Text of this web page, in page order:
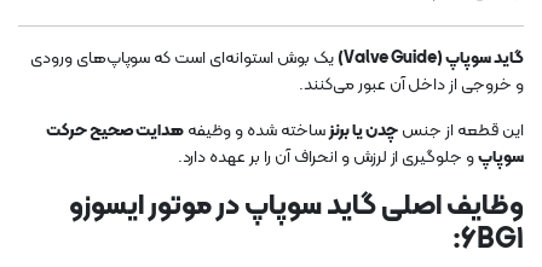
گاید سوپاپ (Valve Guide)
یک بوش استوانه‌ای است که سوپاپ‌های ورودی
و خروجی از داخل آن عبور می‌کنند.
این قطعه از جنسچدن یا برنزساخته شده و وظیفههدایت صحیح حرکت
سوپاپو جلوگیری از لرزش و انحراف آن را بر عهده دارد.
وظایف اصلی گاید سوپاپ در موتور ایسوزو
6BG1: